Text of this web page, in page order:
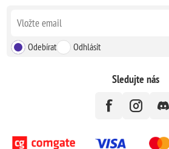
Odebírat Odhlásit
Sledujte nás